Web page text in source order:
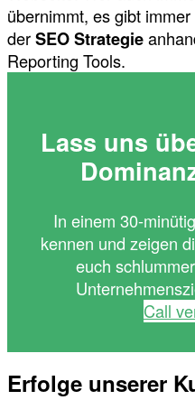
übernimmt, es gibt
derSEO Strategie
Reporting Tools.
Lass uns
In einem 30-
kennen und zeigen
euch
Call
Erfolge unserer